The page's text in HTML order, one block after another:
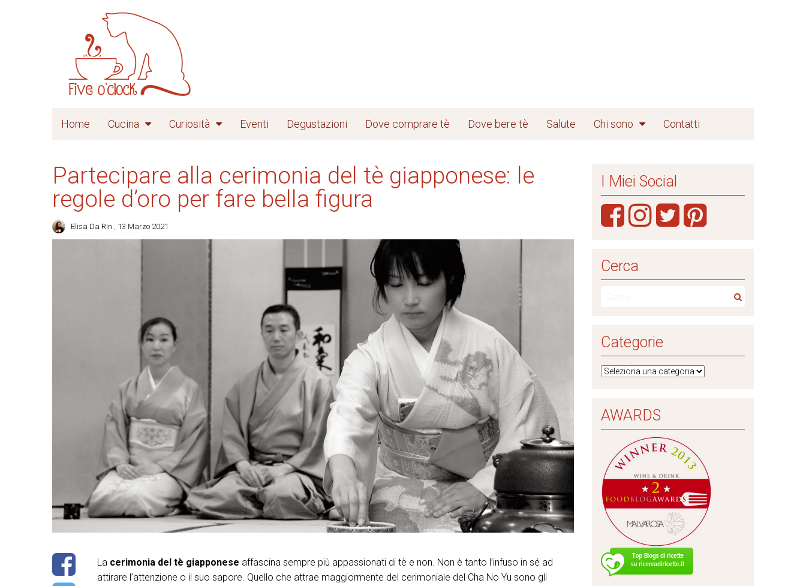
Home Cucina Curiosità Eventi Degustazioni Dove comprare tè Dove bere tè Salute Chi sono Contatti
Partecipare alla cerimonia del tè giapponese: le
regole d’oro per fare bella figura
Elisa Da Rin , 13 Marzo 2021
La cerimonia del tè giapponese affascina sempre più appassionati di tè e non. Non è tanto l’infuso in sé ad
attirare l’attenzione o il suo sapore. Quello che attrae maggiormente del cerimoniale del Cha No Yu sono gli
I Miei Social
Cerca
Categorie
AWARDS